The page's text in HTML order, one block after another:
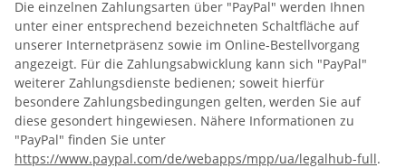
Die einzelnen Zahlungsarten über "PayPal" werden Ihnen
unter einer entsprechend bezeichneten Schaltfläche auf
unserer Internetpräsenz sowie im Online-Bestellvorgang
angezeigt. Für die Zahlungsabwicklung kann sich "PayPal"
weiterer Zahlungsdienste bedienen; soweit hierfür
besondere Zahlungsbedingungen gelten, werden Sie auf
diese gesondert hingewiesen. Nähere Informationen zu
"PayPal" finden Sie unter
https://www.paypal.com/de/webapps/mpp/ua/legalhub-full.